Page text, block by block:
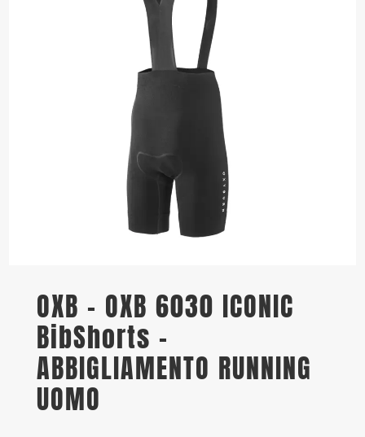
OXB – OXB 6030 ICONIC
BibShorts –
ABBIGLIAMENTO RUNNING
UOMO